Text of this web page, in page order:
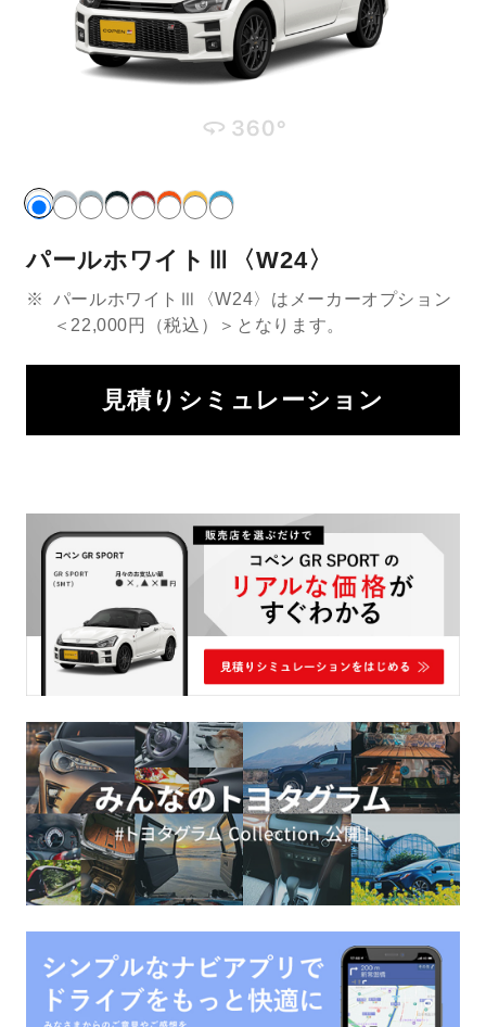
パールホワイトⅢ〈W24〉
※
パールホワイトⅢ〈W24〉はメーカーオプション
＜22,000円（税込）＞となります。
見積りシミュレーション